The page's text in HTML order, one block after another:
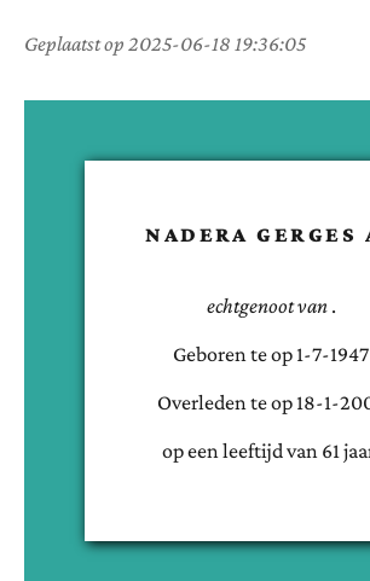
Geplaatst op 2025-06-18 19:36:05
NADERA GERGES
echtgenoot van .
Geboren teop 1-7-1947
Overleden teop 18-1-
op een leeftijd van 61